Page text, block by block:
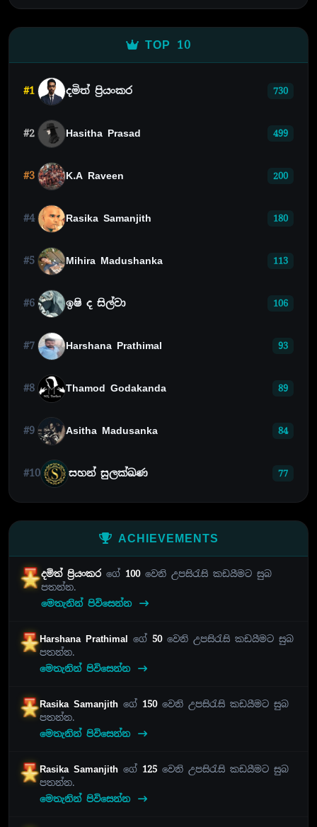
TOP 10
#1 දමිත් ප්‍රියංකර 730
#2 Hasitha Prasad 499
#3 K.A Raveen 200
#4 Rasika Samanjith 180
#5 Mihira Madushanka 113
#6 ඉෂි ද සිල්වා 106
#7 Harshana Prathimal 93
#8 Thamod Godakanda 89
#9 Asitha Madusanka 84
#10 සහන් සුලක්ඛණ 77
ACHIEVEMENTS
දමිත් ප්‍රියංකරගේ 100වෙනි උපසිරැසි කඩයීමට සුබ
පතන්න.
මෙතැනින් පිවිසෙන්න
Harshana Prathimal ගේ 50වෙනි උපසිරැසි කඩයීමට සුබ
පතන්න.
මෙතැනින් පිවිසෙන්න
Rasika Samanjithගේ 150වෙනි උපසිරැසි කඩයීමට සුබ
පතන්න.
මෙතැනින් පිවිසෙන්න
Rasika Samanjithගේ 125 වෙනි උපසිරැසි කඩයීමට සුබ
පතන්න.
මෙතැනින් පිවිසෙන්න